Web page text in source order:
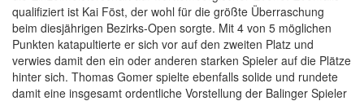
qualifiziert ist Kai Föst, der wohl für die größte Überraschung
beim diesjährigen Bezirks-Open sorgte. Mit 4 von 5 möglichen
Punkten katapultierte er sich vor auf den zweiten Platz und
verwies damit den ein oder anderen starken Spieler auf die Plätze
hinter sich. Thomas Gomer spielte ebenfalls solide und rundete
damit eine insgesamt ordentliche Vorstellung der Balinger Spieler